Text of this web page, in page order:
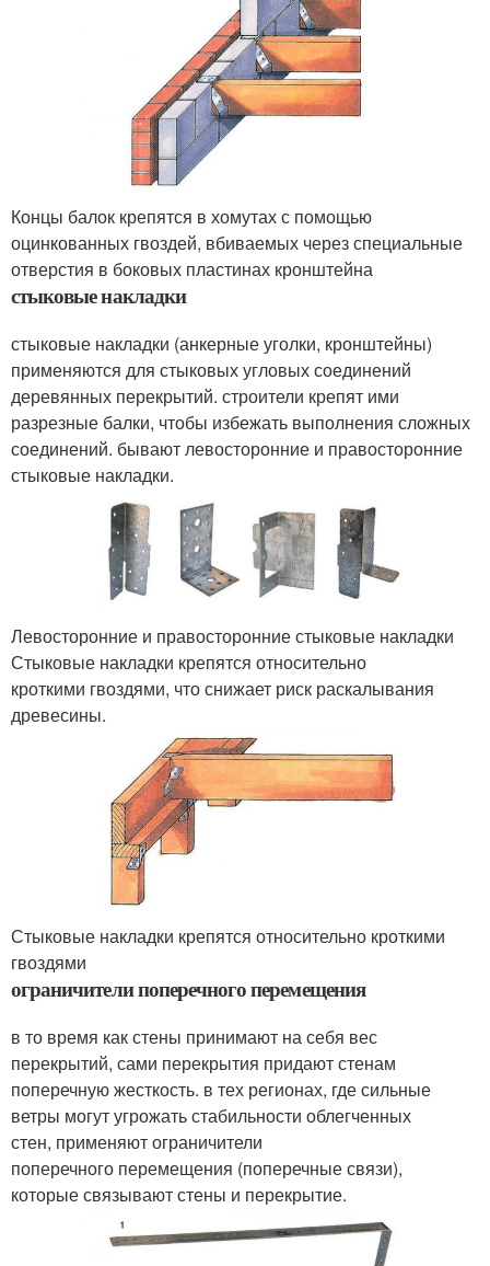
Концы балок крепятся в хомутах с помощью
оцинкованных гвоздей, вбиваемых через специальные
отверстия в боковых пластинах кронштейна
стыковые накладки
стыковые накладки (анкерные уголки, кронштейны)
применяются для стыковых угловых соединений
деревянных перекрытий. строители крепят ими
разрезные балки, чтобы избежать выполнения сложных
соединений. бывают левосторонние и правосторонние
стыковые накладки.
Левосторонние и правосторонние стыковые накладки
Стыковые накладки крепятся относительно
кроткими гвоздями, что снижает риск раскалывания
древесины.
Стыковые накладки крепятся относительно кроткими
гвоздями
ограничители поперечного перемещения
в то время как стены принимают на себя вес
перекрытий, сами перекрытия придают стенам
поперечную жесткость. в тех регионах, где сильные
ветры могут угрожать стабильности облегченных
стен, применяют ограничители
поперечного перемещения (поперечные связи),
которые связывают стены и перекрытие.